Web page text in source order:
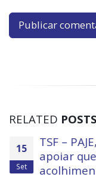
RELATED POSTS
15
Set
TSF –
apoiar